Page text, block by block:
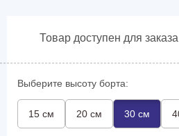
Товар доступен для заказа
Выберите высоту борта:
15 см 20 см 30 см